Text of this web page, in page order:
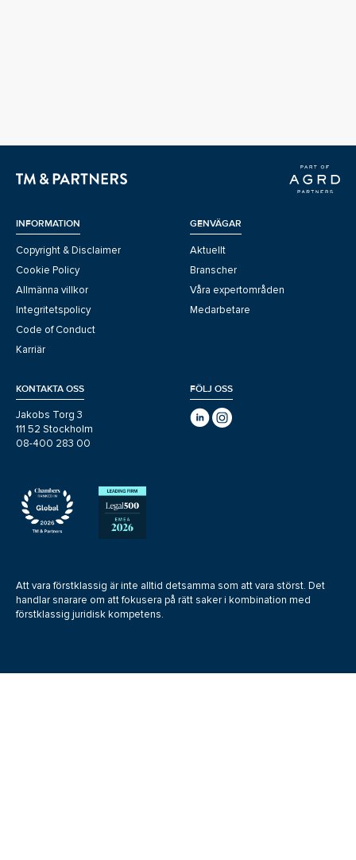
INFORMATION
Copyright & Disclaimer
Cookie Policy
Allmänna villkor
Integritetspolicy
Code of Conduct
Karriär
GENVÄGAR
Aktuellt
Branscher
Våra expertområden
Medarbetare
KONTAKTA OSS
Jakobs Torg 3
111 52 Stockholm
08-400 283 00
FÖLJ OSS
Att vara förstklassig är inte alltid detsamma som att vara störst. Det
handlar snarare om att fokusera på rätt saker i kombination med
förstklassig juridisk kompetens.